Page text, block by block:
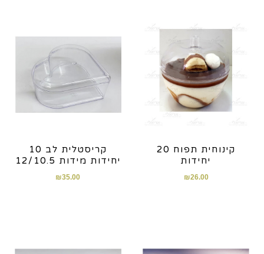
קינוחית תפוח 20
יחידות
₪26.00
קריסטלית לב 10
יחידות מידות 12/10.5
₪35.00